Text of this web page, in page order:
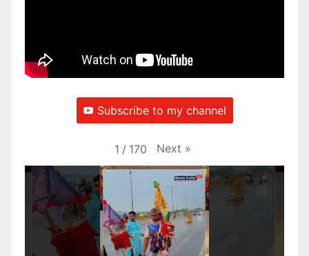
Subscribe to my channel
1 / 170 Next »